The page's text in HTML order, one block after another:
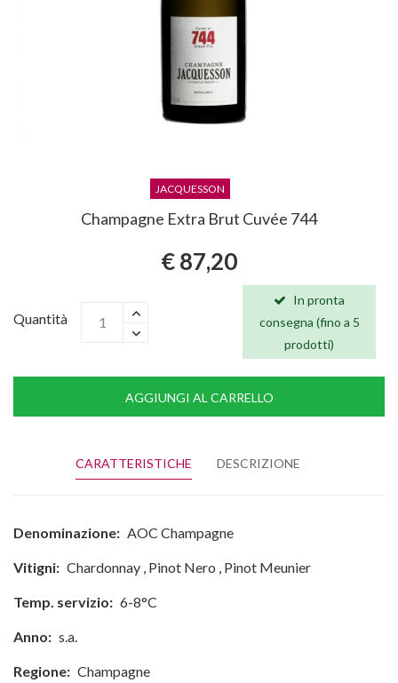
JACQUESSON
Champagne Extra Brut Cuvée 744
€ 87,20
Quantità
In pronta
consegna (fino a 5
prodotti)
AGGIUNGI AL CARRELLO
CARATTERISTICHE DESCRIZIONE
Denominazione: AOC Champagne
Vitigni: Chardonnay , Pinot Nero , Pinot Meunier
Temp. servizio: 6-8°C
Anno: s.a.
Regione: Champagne